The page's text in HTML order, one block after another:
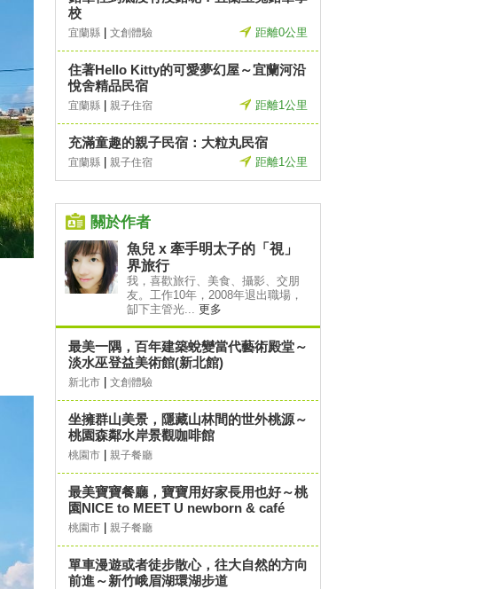
校
宜蘭縣 文創體驗 距離0公里
住著Hello Kitty的可愛夢幻屋～宜蘭河沿
悅舍精品民宿
宜蘭縣 親子住宿 距離1公里
充滿童趣的親子民宿：大粒丸民宿
宜蘭縣 親子住宿 距離1公里
關於作者
魚兒 x 牽手明太子的「視」
界旅行
我，喜歡旅行、美食、攝影、交朋
友。工作10年，2008年退出職場，
缷下主管光... 更多
最美一隅，百年建築蛻變當代藝術殿堂～
淡水巫登益美術館(新北館)
新北市 文創體驗
坐擁群山美景，隱藏山林間的世外桃源～
桃園森鄰水岸景觀咖啡館
桃園市 親子餐廳
最美寶寶餐廳，寶寶用好家長用也好～桃
園NICE to MEET U newborn & café
桃園市 親子餐廳
單車漫遊或者徒步散心，往大自然的方向
前進～新竹峨眉湖環湖步道